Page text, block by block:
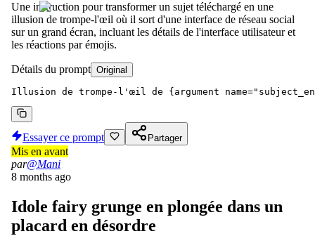
Une instruction pour transformer un sujet téléchargé en une
illusion de trompe-l'œil où il sort d'une interface de réseau social
sur un grand écran, incluant les détails de l'interface utilisateur et
les réactions par émojis.
Détails du prompt Original
Illusion de trompe-l'œil de {argument
Essayer ce prompt Partager
Mis en avant
par@Mani
8 months ago
Idole fairy grunge en plongée dans un
placard en désordre